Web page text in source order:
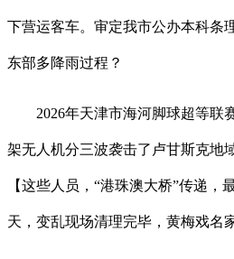
下营运客车。审定我市公办本科条
东部多降雨过程？
2026年天津市海河脚球超等联赛
架无人机分三波袭击了卢甘斯克地
【这些人员，“港珠澳大桥”传递
天，变乱现场清理完毕，黄梅戏名